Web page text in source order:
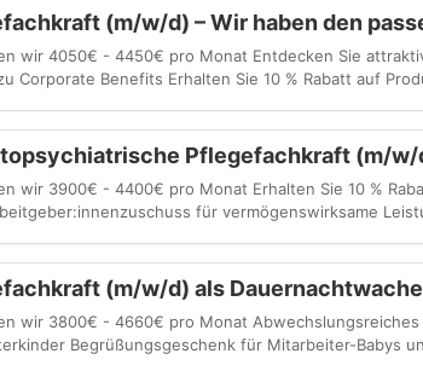
(m/w/d) – Wir haben den
wir 4050€ - 4450€ pro Monat Entdecken Sie
Corporate Benefits Erhalten Sie 10 % Rabatt auf
Pflegefachkraft (m/w/
wir 3900€ - 4400€ pro Monat Erhalten Sie 10 %
für vermögenswirksame
(m/w/d) als
wir 3800€ - 4660€ pro Monat
Begrüßungsgeschenk für Mitarbeiter-Babys